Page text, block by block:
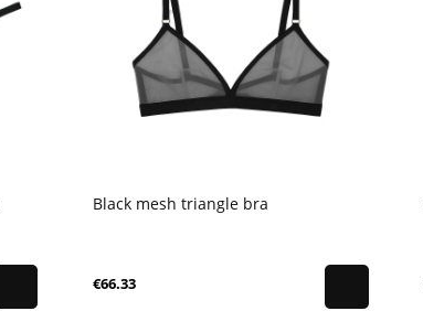
Black mesh triangle bra
€66.33